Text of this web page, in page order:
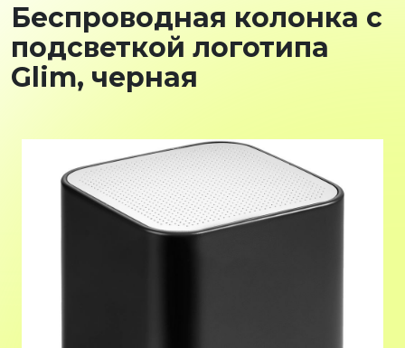
Беспроводная колонка с
подсветкой логотипа
Glim, черная